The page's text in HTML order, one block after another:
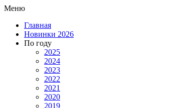
Меню
Главная
Новинки 2026
По году
2025
2024
2023
2022
2021
2020
2019